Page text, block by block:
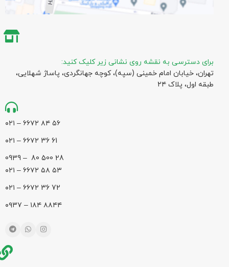
برای دسترسی به نقشه روی نشانی زیر کلیک کنید:
تهران، خیابان امام خمینی (سپه)، کوچه جهانگردی،‌ پاساژ شهلایی،
طبقه اول، پلاک ۲۴
۵۶ ۸۴ ۶۶۷۲ – ۰۲۱
61 36 ۶۶۷۲ – ۰۲۱
28 500 80 – 0939
۵۳ ۵۸ ۶۶۷۲ – ۰۲۱
72 36 ۶۶۷۲ – ۰۲۱
۸۸۴۴ ۱۸۴ – ۰۹۳۷